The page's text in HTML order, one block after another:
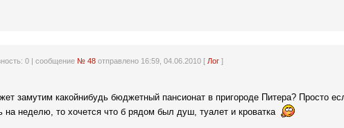
0| сообщение № 48отправлено 16:59, 04.06.2010 [ Лог]
замутим какойнибудь бюджетный пансионат в пригороде Питера? Просто
на неделю, то хочется что б рядом был душ, туалет и кроватка